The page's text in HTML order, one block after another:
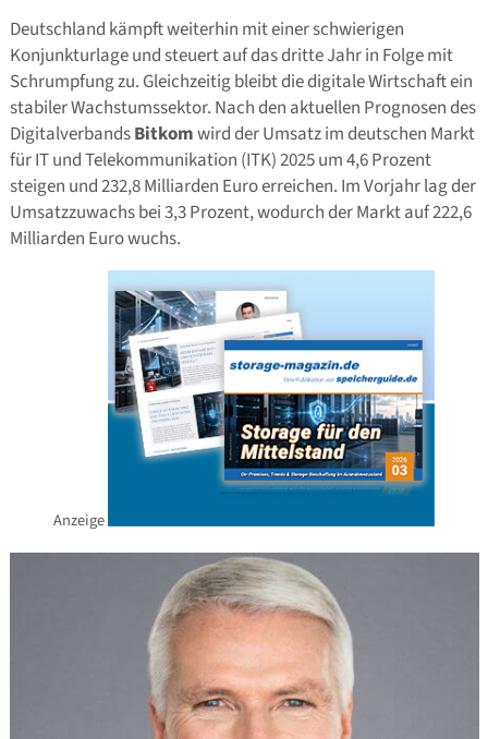
Deutschland kämpft weiterhin mit einer schwierigen
Konjunkturlage und steuert auf das dritte Jahr in Folge mit
Schrumpfung zu. Gleichzeitig bleibt die digitale Wirtschaft ein
stabiler Wachstumssektor. Nach den aktuellen Prognosen des
DigitalverbandsBitkomwird der Umsatz im deutschen Markt
für IT und Telekommunikation (ITK) 2025 um 4,6 Prozent
steigen und 232,8 Milliarden Euro erreichen. Im Vorjahr lag der
Umsatzzuwachs bei 3,3 Prozent, wodurch der Markt auf 222,6
Milliarden Euro wuchs.
Anzeige